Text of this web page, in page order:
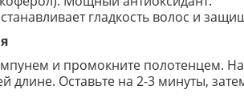
гладкость волос и
и промокните полотенцем.
длине. Оставьте на 2-3 минуты,